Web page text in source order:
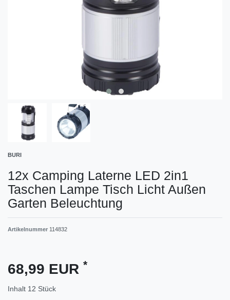
BURI
12x Camping Laterne LED 2in1
Taschen Lampe Tisch Licht Außen
Garten Beleuchtung
Artikelnummer 114832
68,99 EUR *
Inhalt 12 Stück